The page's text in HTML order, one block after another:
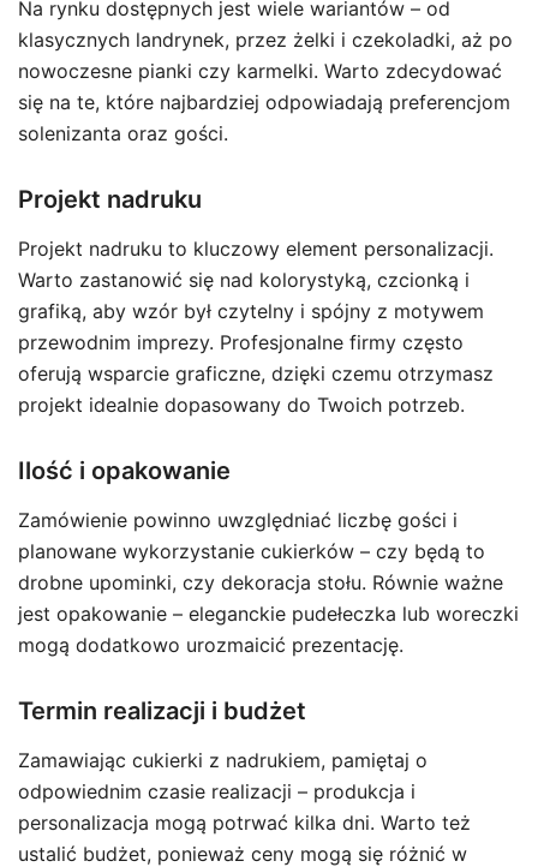
Na rynku dostępnych jest wiele wariantów – od
klasycznych landrynek, przez żelki i czekoladki, aż po
nowoczesne pianki czy karmelki. Warto zdecydować
się na te, które najbardziej odpowiadają preferencjom
solenizanta oraz gości.
Projekt nadruku
Projekt nadruku to kluczowy element personalizacji.
Warto zastanowić się nad kolorystyką, czcionką i
grafiką, aby wzór był czytelny i spójny z motywem
przewodnim imprezy. Profesjonalne firmy często
oferują wsparcie graficzne, dzięki czemu otrzymasz
projekt idealnie dopasowany do Twoich potrzeb.
Ilość i opakowanie
Zamówienie powinno uwzględniać liczbę gości i
planowane wykorzystanie cukierków – czy będą to
drobne upominki, czy dekoracja stołu. Równie ważne
jest opakowanie – eleganckie pudełeczka lub woreczki
mogą dodatkowo urozmaicić prezentację.
Termin realizacji i budżet
Zamawiając cukierki z nadrukiem, pamiętaj o
odpowiednim czasie realizacji – produkcja i
personalizacja mogą potrwać kilka dni. Warto też
ustalić budżet, ponieważ ceny mogą się różnić w